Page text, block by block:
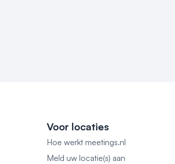
Voor locaties
Hoe werkt meetings.nl
Meld uw locatie(s) aan